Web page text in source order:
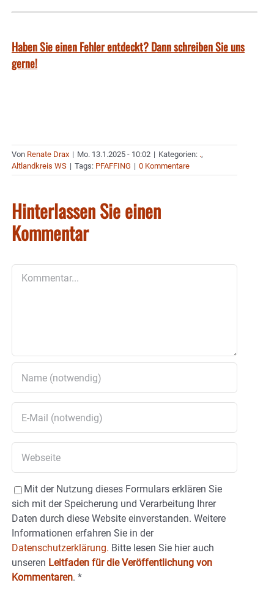
Haben Sie einen Fehler entdeckt? Dann schreiben Sie uns
gerne!
Von Renate Drax | Mo. 13.1.2025 - 10:02 | Kategorien: .,
Altlandkreis WS | Tags: PFAFFING | 0 Kommentare
Hinterlassen Sie einen
Kommentar
Mit der Nutzung dieses Formulars erklären Sie
sich mit der Speicherung und Verarbeitung Ihrer
Daten durch diese Website einverstanden. Weitere
Informationen erfahren Sie in der
Datenschutzerklärung. Bitte lesen Sie hier auch
unseren Leitfaden für die Veröffentlichung von
Kommentaren. *